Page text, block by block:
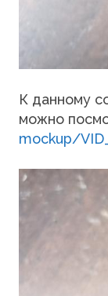
К данному
можно
mockup/